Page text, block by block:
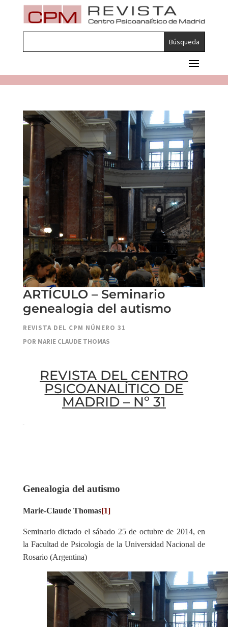
ARTÍCULO – Seminario
genealogia del autismo
REVISTA DEL CPM NÚMERO 31
POR MARIE CLAUDE THOMAS
REVISTA DEL CENTRO
PSICOANALÍTICO DE
MADRID– Nº 31
Genealogia del autismo
Marie-Claude Thomas[1]
Seminario dictado el sábado 25 de octubre de 2014, en
la Facultad de Psicología de la Universidad Nacional de
Rosario (Argentina)